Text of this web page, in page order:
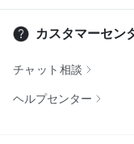
カスタマーセン
チャット相談
ヘルプセンター